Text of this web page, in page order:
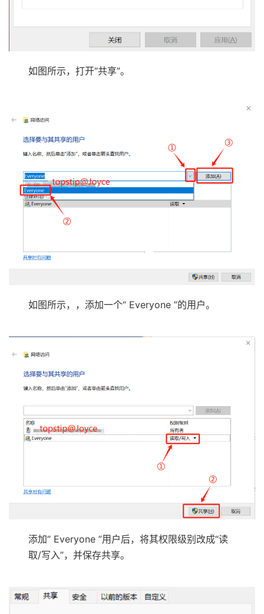
如图所示，打开“共享”。
如图所示，，添加一个“ Everyone ”的用户。
添加“ Everyone ”用户后，将其权限级别改成“读
取/写入”，并保存共享。